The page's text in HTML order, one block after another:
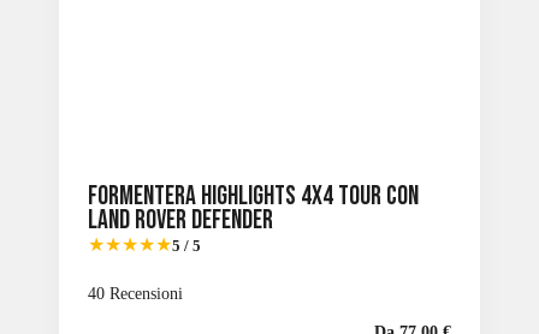
Formentera Highlights 4X4 Tour con
Land Rover Defender
★★★★★5 / 5
40 Recensioni